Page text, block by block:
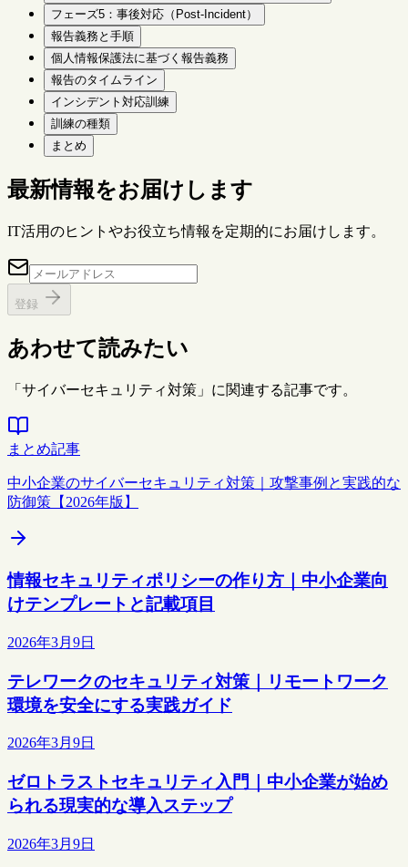
フェーズ5：事後対応（Post-Incident）
報告義務と手順
個人情報保護法に基づく報告義務
報告のタイムライン
インシデント対応訓練
訓練の種類
まとめ
最新情報をお届けします
IT活用のヒントやお役立ち情報を定期的にお届けします。
登録
あわせて読みたい
「サイバーセキュリティ対策」に関連する記事です。
まとめ記事
中小企業のサイバーセキュリティ対策｜攻撃事例と実践的な
防御策【2026年版】
情報セキュリティポリシーの作り方｜中小企業向
けテンプレートと記載項目
2026年3月9日
テレワークのセキュリティ対策｜リモートワーク
環境を安全にする実践ガイド
2026年3月9日
ゼロトラストセキュリティ入門｜中小企業が始め
られる現実的な導入ステップ
2026年3月9日